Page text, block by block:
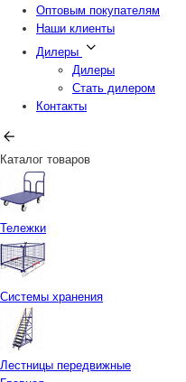
Оптовым покупателям
Наши клиенты
Дилеры
Дилеры
Стать дилером
Контакты
Каталог товаров
Тележки
Системы хранения
Лестницы передвижные